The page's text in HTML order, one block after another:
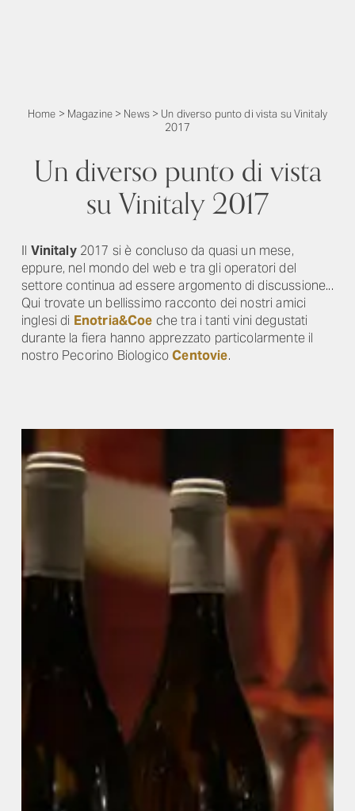
Home > Magazine> News> Un diverso punto di vista su Vinitaly
2017
Un diverso punto di vista
su Vinitaly 2017
Il Vinitaly2017 si è concluso da quasi un mese,
eppure, nel mondo del web e tra gli operatori del
settore continua ad essere argomento di discussione...
Qui trovate un bellissimo racconto dei nostri amici
inglesi di Enotria&Coe che tra i tanti vini degustati
durante la fiera hanno apprezzato particolarmente il
nostro Pecorino BiologicoCentovie.